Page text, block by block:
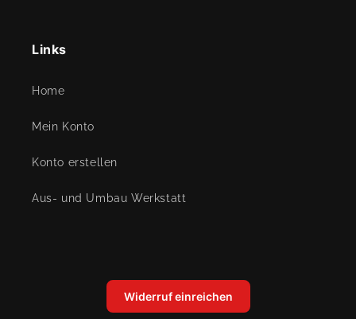
Links
Home
Mein Konto
Konto erstellen
Aus- und Umbau Werkstatt
Widerruf einreichen